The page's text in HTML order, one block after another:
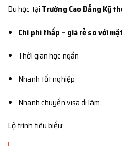
Du học tại Trường Cao Đẳng Kỹ
Chi phí thấp – giá rẻ so với
Thời gian học ngắn
Nhanh tốt nghiệp
Nhanh chuyển visa đi làm
Lộ trình tiêu biểu: